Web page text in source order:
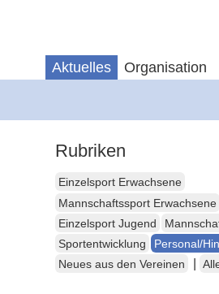
Aktuelles Organisation
Rubriken
Einzelsport Erwachsene
Mannschaftssport Erwachsene
Einzelsport Jugend
Sportentwicklung
Personal/
Neues aus den Vereinen